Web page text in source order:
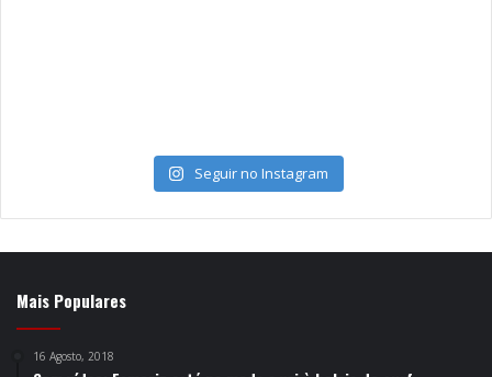
Seguir no Instagram
Mais Populares
16 Agosto, 2018